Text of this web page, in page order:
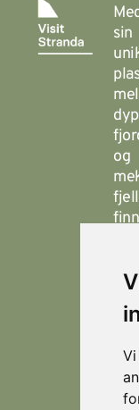
sin
og
- en
som
på